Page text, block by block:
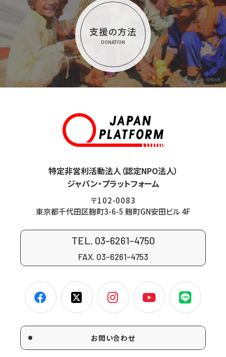
支援の方法
DONATION
©KnK
特定非営利活動法人（認定NPO法人）
ジャパン・プラットフォーム
〒102-0083
東京都千代田区麹町3-6-5 麹町GN安田ビル 4F
TEL. 03-6261-4750
FAX. 03-6261-4753
お問い合わせ